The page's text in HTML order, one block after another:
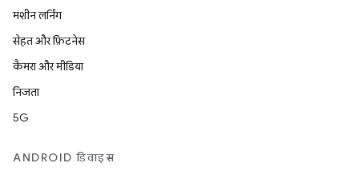
मशीन लर्निंग
सेहत और फ़िटनेस
कैमरा और मीडिया
निजता
5G
ANDROID डिवाइस